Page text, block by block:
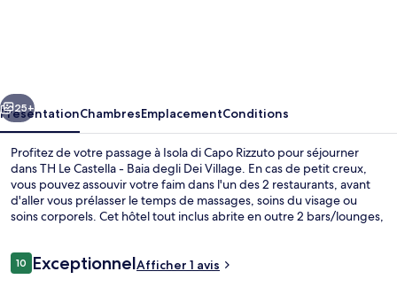
Baia
degli
Dei
Village
Suivant
25+
PrésentationChambresEmplacementConditions
Profitez de votre passage à Isola di Capo Rizzuto pour séjourner
dans TH Le Castella - Baia degli Dei Village. En cas de petit creux,
vous pouvez assouvir votre faim dans l'un des 2 restaurants, avant
d'aller vous prélasser le temps de massages, soins du visage ou
soins corporels. Cet hôtel tout inclus abrite en outre 2 bars/lounges,
Avis
voyageurs
1010 sur 10
ExceptionnelAfficher 1 avis